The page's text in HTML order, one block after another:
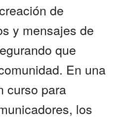
de
y mensajes de
que
En una
curso para
los